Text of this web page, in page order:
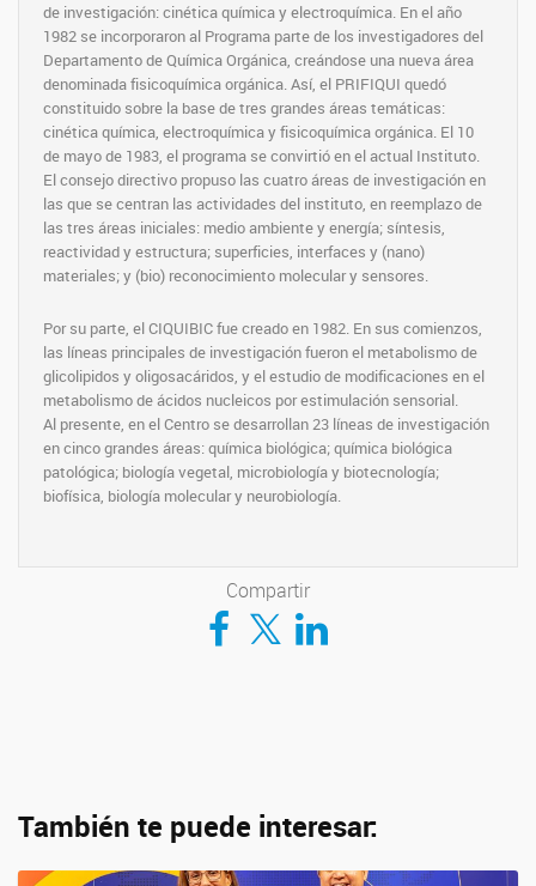
de investigación: cinética química y electroquímica. En el año
1982 se incorporaron al Programa parte de los investigadores del
Departamento de Química Orgánica, creándose una nueva área
denominada fisicoquímica orgánica. Así, el PRIFIQUI quedó
constituido sobre la base de tres grandes áreas temáticas:
cinética química, electroquímica y fisicoquímica orgánica. El 10
de mayo de 1983, el programa se convirtió en el actual Instituto.
El consejo directivo propuso las cuatro áreas de investigación en
las que se centran las actividades del instituto, en reemplazo de
las tres áreas iniciales: medio ambiente y energía; síntesis,
reactividad y estructura; superficies, interfaces y (nano)
materiales; y (bio) reconocimiento molecular y sensores.
Por su parte, el CIQUIBIC fue creado en 1982. En sus comienzos,
las líneas principales de investigación fueron el metabolismo de
glicolipidos y oligosacáridos, y el estudio de modificaciones en el
metabolismo de ácidos nucleicos por estimulación sensorial.
Al presente, en el Centro se desarrollan 23 líneas de investigación
en cinco grandes áreas: química biológica; química biológica
patológica; biología vegetal, microbiología y biotecnología;
biofísica, biología molecular y neurobiología.
Compartir
Compartir en Facebook
Compartir en TwitterCompartir en LinkedIn
También te puede interesar: